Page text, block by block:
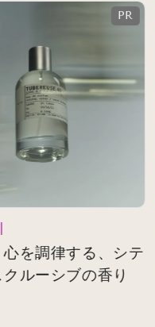
調律する、シテ
ルーシブの香り